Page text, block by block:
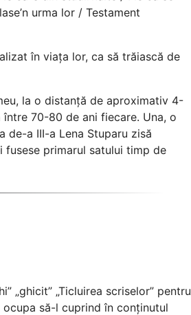
urma lor / Testament
în viața lor, ca să trăiască de
la o distanță de aproximativ 4-
70-80 de ani fiecare. Una, o
de-a III-a Lena Stuparu zisă
fusese primarul satului timp de
„ghicit” „Ticluirea scriselor” pentru
să-l cuprind în conținutul